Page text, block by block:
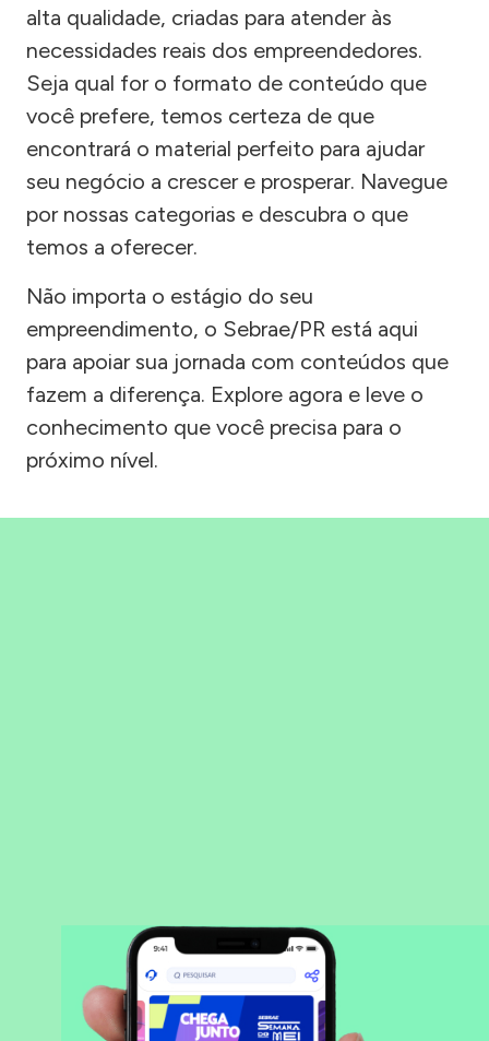
alta qualidade, criadas para atender às
necessidades reais dos empreendedores.
Seja qual for o formato de conteúdo que
você prefere, temos certeza de que
encontrará o material perfeito para ajudar
seu negócio a crescer e prosperar. Navegue
por nossas categorias e descubra o que
temos a oferecer.
Não importa o estágio do seu
empreendimento, o Sebrae/PR está aqui
para apoiar sua jornada com conteúdos que
fazem a diferença. Explore agora e leve o
conhecimento que você precisa para o
próximo nível.